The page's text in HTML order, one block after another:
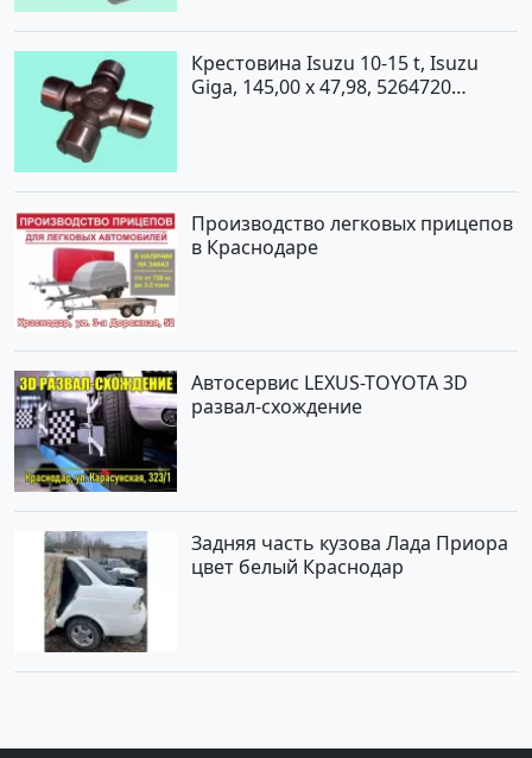
Крестовина Isuzu 10-15 t, Isuzu
Giga, 145,00 x 47,98, 5264720
Производство легковых прицепов
в Краснодаре
Автосервис LEXUS-TOYOTA 3D
развал-схождение
Задняя часть кузова Лада Приора
цвет белый Краснодар